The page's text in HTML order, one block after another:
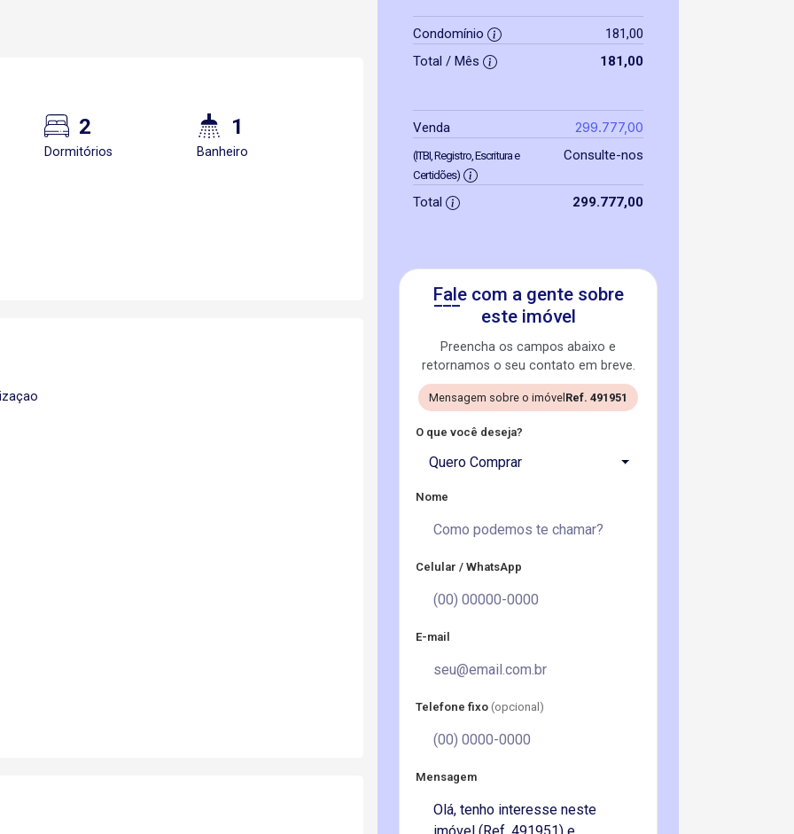
2
Dormitórios
1
Banheiro
Condomínio
181,00
Total / Mês
181,00
Venda 299.777,00
(ITBI, Registro, Escritura e
Certidões)
Consulte-nos
Total 299.777,00
Fale com a gente sobre
este imóvel
Preencha os campos abaixo e
retornamos o seu contato em breve.
Mensagem sobre o imóvel Ref. 491951
O que você deseja?
Quero Comprar
Nome
Celular / WhatsApp
E-mail
Telefone fixo (opcional)
Mensagem